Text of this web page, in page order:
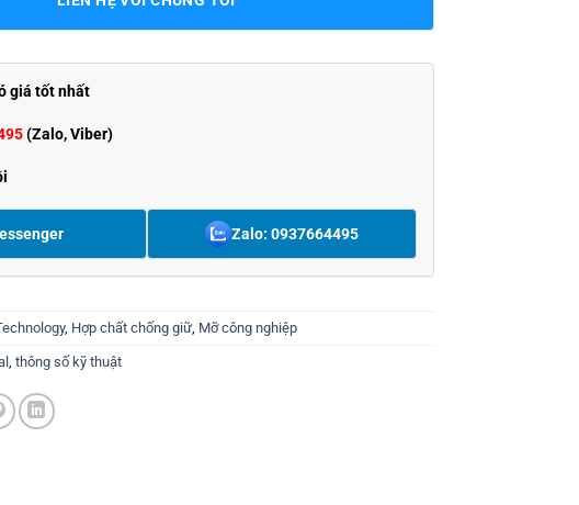
giá tốt nhất
(Zalo, Viber)
Zalo: 0937664495
, Hợp chất chống giữ, Mỡ công nghiệp
, thông số kỹ thuật